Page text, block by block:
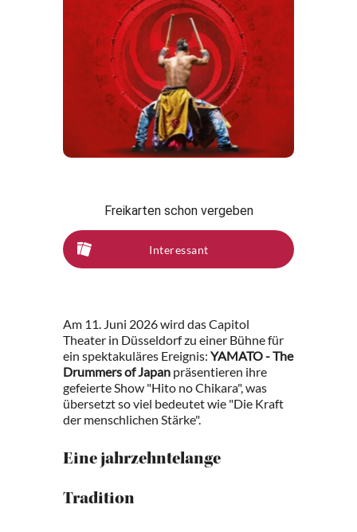
Freikarten schon vergeben
Interessant
Am 11. Juni 2026 wird das Capitol
Theater in Düsseldorf zu einer Bühne für
ein spektakuläres Ereignis: YAMATO - The
Drummers of Japan präsentieren ihre
gefeierte Show "Hito no Chikara", was
übersetzt so viel bedeutet wie "Die Kraft
der menschlichen Stärke".
Eine jahrzehntelange
Tradition